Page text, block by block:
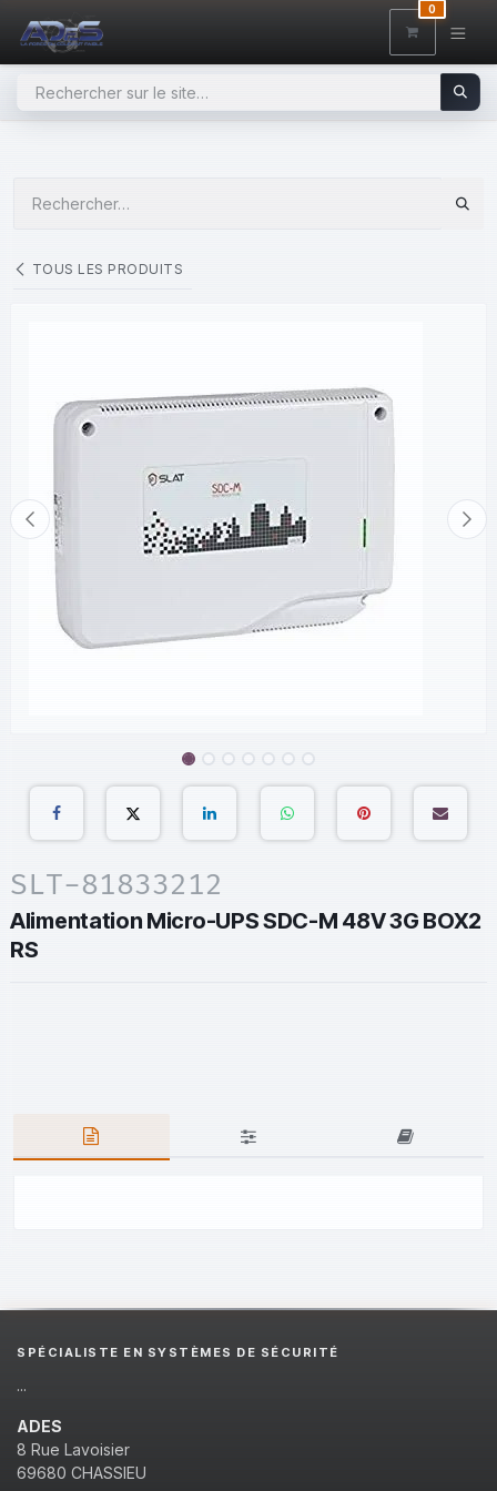
0
TOUS LES PRODUITS
SLT-81833212
Alimentation Micro-UPS SDC-M 48V 3G BOX2
RS
SPÉCIALISTE EN SYSTÈMES DE SÉCURITÉ
...
ADES
8 Rue Lavoisier
69680 CHASSIEU